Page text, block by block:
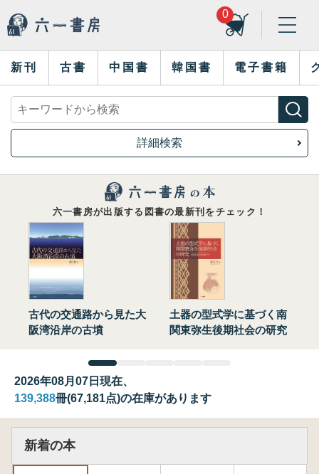
0
新刊 古書 中国書 韓国書 電子書籍
詳細検索
六一書房が出版する図書の最新刊をチェック！
古代の交通路から見た大
阪湾沿岸の古墳
土器の型式学に基づく南
関東弥生後期社会の研究
2026年08月07日現在、
139,388冊(67,181点)の在庫があります
新着の本